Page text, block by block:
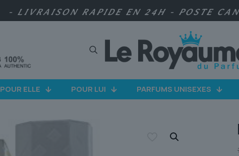
- LIVRAISON RAPIDE EN 24H - POSTE
POUR ELLE POUR LUI PARFUMS UNISEXES